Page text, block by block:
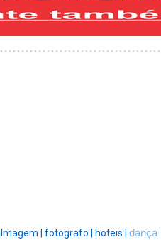
| fotografo | hoteis | dança |